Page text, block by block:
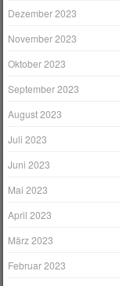
Dezember 2023
November 2023
Oktober 2023
September 2023
August 2023
Juli 2023
Juni 2023
Mai 2023
April 2023
März 2023
Februar 2023